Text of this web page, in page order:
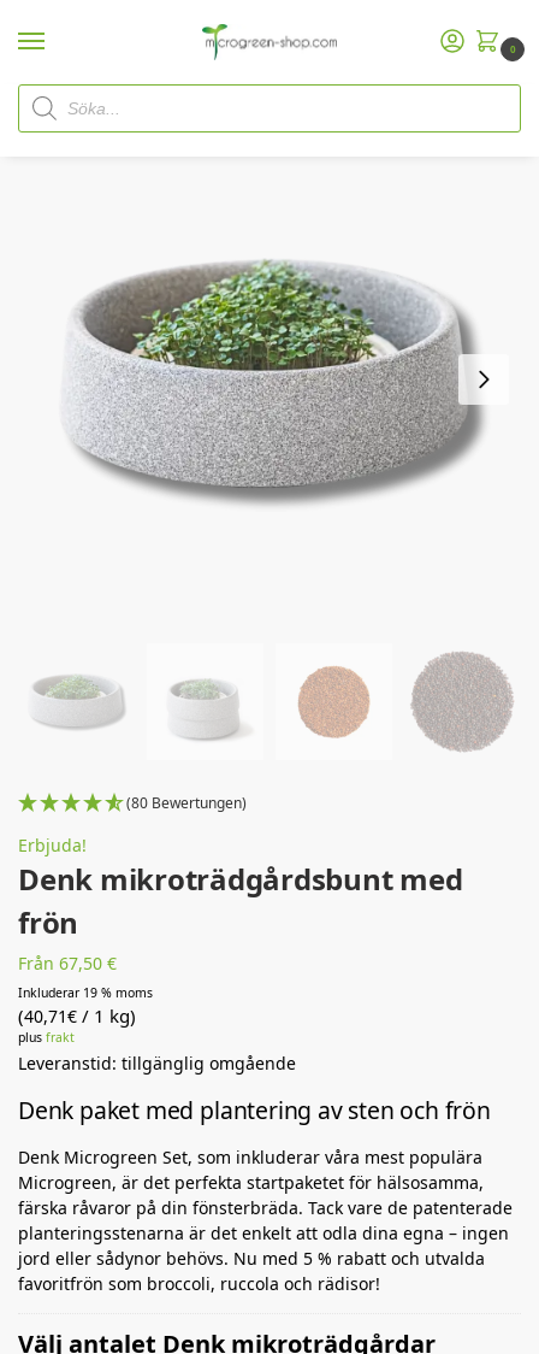
0
Hem Microgreen Shop
(80 Bewertungen)
Erbjuda!
Denk mikroträdgårdsbunt med
frön
Från 67,50 €
Inkluderar 19 % moms
(40,71€ / 1 kg)
plus frakt
Leveranstid: tillgänglig omgående
Denk paket med plantering av sten och frön
Denk Microgreen Set, som inkluderar våra mest populära
Microgreen, är det perfekta startpaketet för hälsosamma,
färska råvaror på din fönsterbräda. Tack vare de patenterade
planteringsstenarna är det enkelt att odla dina egna – ingen
jord eller sådynor behövs. Nu med 5 % rabatt och utvalda
favoritfrön som broccoli, ruccola och rädisor!
Välj antalet Denk mikroträdgårdar